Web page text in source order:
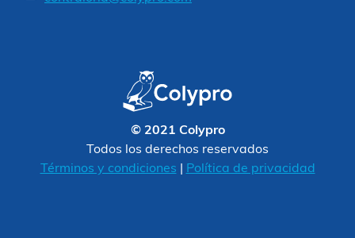
© 2021 Colypro
Todos los derechos reservados
Términos y condiciones
Política de privacidad